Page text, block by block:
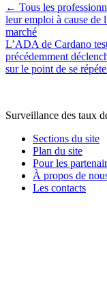
← Tous les
leur emploi à cause de
marché
L’ADA de Cardano
précédemment
sur le point de se
Surveillance des taux
Sections du site
Plan du site
Pour les
À propos de
Les contacts